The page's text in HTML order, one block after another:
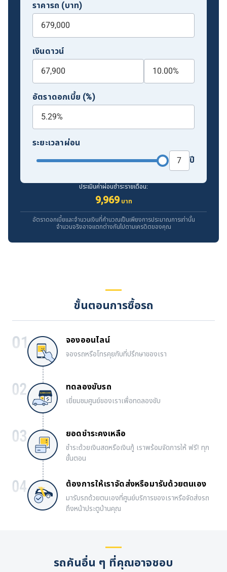
ราคารถ (บาท)
เงินดาวน์
อัตราดอกเบี้ย (%)
ระยะเวลาผ่อน
ปี
ประเมินค่าผ่อนชำระรายเดือน:
9,969 บาท
อัตราดอกเบี้ยและจำนวนเงินที่คำนวณเป็นเพียงการประมาณการเท่านั้น
จำนวนจริงอาจแตกต่างกันไปตามเครดิตของคุณ
ขั้นตอนการซื้อรถ
จองออนไลน์
จองรถหรือโทรคุยกับที่ปรึกษาของเรา
ทดลองขับรถ
เยี่ยมชมศูนย์ของเราเพื่อทดลองขับ
ยอดชำระคงเหลือ
ชำระด้วยเงินสดหรือเงินกู้ เราพร้อมจัดการให้ ฟรี! ทุก
ขั้นตอน
ต้องการให้เราจัดส่งหรือมารับด้วยตนเอง
มารับรถด้วยตนเองที่ศูนย์บริการของเราหรือจัดส่งรถ
ถึงหน้าประตูบ้านคุณ
รถคันอื่น ๆ ที่คุณอาจชอบ